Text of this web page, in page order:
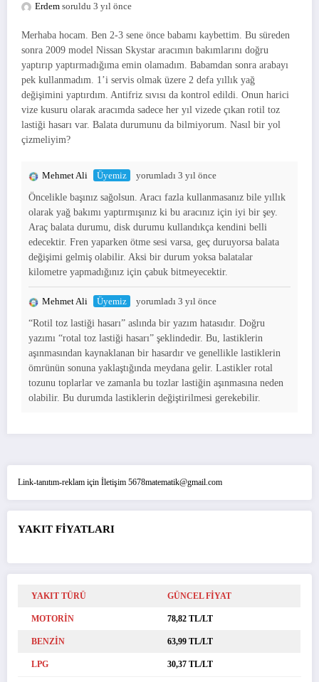
Erdem soruldu 3 yıl önce
Merhaba hocam. Ben 2-3 sene önce babamı kaybettim. Bu süreden
sonra 2009 model Nissan Skystar aracımın bakımlarını doğru
yaptırıp yaptırmadığıma emin olamadım. Babamdan sonra arabayı
pek kullanmadım. 1’i servis olmak üzere 2 defa yıllık yağ
değişimini yaptırdım. Antifriz sıvısı da kontrol edildi. Onun harici
vize kusuru olarak aracımda sadece her yıl vizede çıkan rotil toz
lastiği hasarı var. Balata durumunu da bilmiyorum. Nasıl bir yol
çizmeliyim?
Mehmet Ali Üyemiz yorumladı 3 yıl önce
Öncelikle başınız sağolsun. Aracı fazla kullanmasanız bile yıllık
olarak yağ bakımı yaptırmışınız ki bu aracınız için iyi bir şey.
Araç balata durumu, disk durumu kullandıkça kendini belli
edecektir. Fren yaparken ötme sesi varsa, geç duruyorsa balata
değişimi gelmiş olabilir. Aksi bir durum yoksa balatalar
kilometre yapmadığınız için çabuk bitmeyecektir.
Mehmet Ali Üyemiz yorumladı 3 yıl önce
“Rotil toz lastiği hasarı” aslında bir yazım hatasıdır. Doğru
yazımı “rotal toz lastiği hasarı” şeklindedir. Bu, lastiklerin
aşınmasından kaynaklanan bir hasardır ve genellikle lastiklerin
ömrünün sonuna yaklaştığında meydana gelir. Lastikler rotal
tozunu toplarlar ve zamanla bu tozlar lastiğin aşınmasına neden
olabilir. Bu durumda lastiklerin değiştirilmesi gerekebilir.
Link-tanıtım-reklam için İletişim 5678matematik@gmail.com
YAKIT FİYATLARI
YAKIT TÜRÜ GÜNCEL FİYAT
MOTORİN 78,82 TL/LT
BENZİN 63,99 TL/LT
LPG 30,37 TL/LT